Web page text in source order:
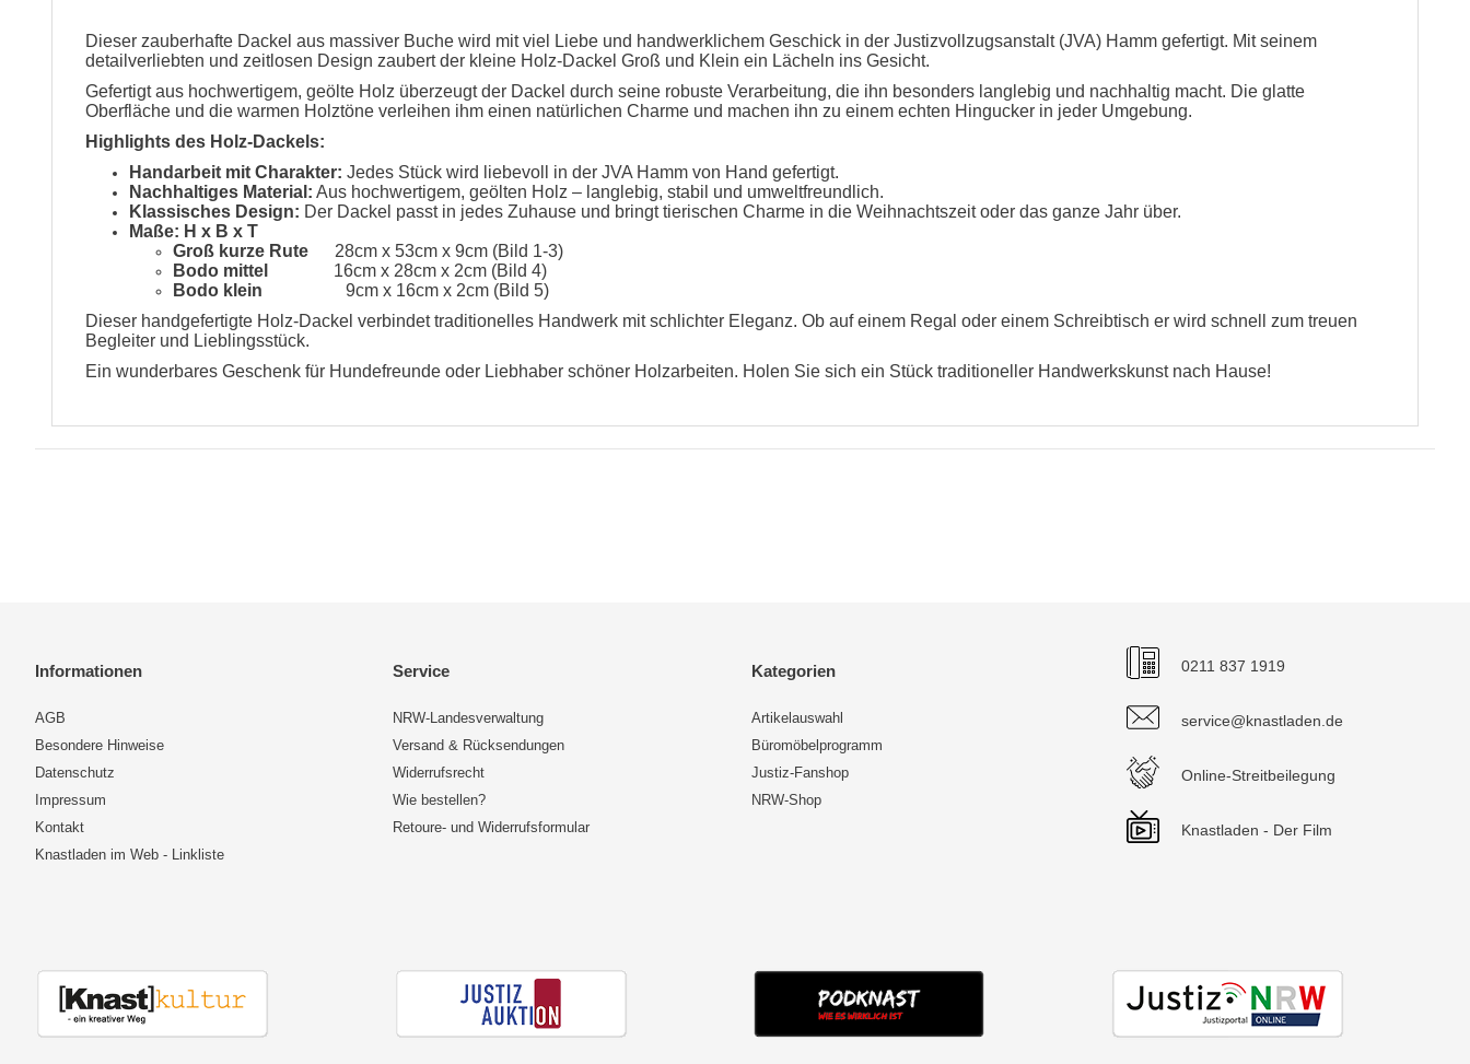
Dieser zauberhafte Dackel aus massiver Buche wird mit viel Liebe und handwerklichem Geschick in der Justizvollzugsanstalt (JVA) Hamm gefertigt. Mit seinem
detailverliebten und zeitlosen Design zaubert der kleine Holz-Dackel Groß und Klein ein Lächeln ins Gesicht.
Gefertigt aus hochwertigem, geölte Holz überzeugt der Dackel durch seine robuste Verarbeitung, die ihn besonders langlebig und nachhaltig macht. Die glatte
Oberfläche und die warmen Holztöne verleihen ihm einen natürlichen Charme und machen ihn zu einem echten Hingucker in jeder Umgebung.
Highlights des Holz-Dackels:
Handarbeit mit Charakter: Jedes Stück wird liebevoll in der JVA Hamm von Hand gefertigt.
Nachhaltiges Material: Aus hochwertigem, geölten Holz – langlebig, stabil und umweltfreundlich.
Klassisches Design: Der Dackel passt in jedes Zuhause und bringt tierischen Charme in die Weihnachtszeit oder das ganze Jahr über.
Maße: H x B x T
Groß kurze Rute 28cm x 53cm x 9cm (Bild 1-3)
Bodo mittel 16cm x 28cm x 2cm (Bild 4)
Bodo klein 9cm x 16cm x 2cm (Bild 5)
Dieser handgefertigte Holz-Dackel verbindet traditionelles Handwerk mit schlichter Eleganz. Ob auf einem Regal oder einem Schreibtisch er wird schnell zum treuen
Begleiter und Lieblingsstück.
Ein wunderbares Geschenk für Hundefreunde oder Liebhaber schöner Holzarbeiten. Holen Sie sich ein Stück traditioneller Handwerkskunst nach Hause!
Informationen
AGB
Besondere Hinweise
Datenschutz
Impressum
Kontakt
Knastladen im Web - Linkliste
Service
NRW-Landesverwaltung
Versand & Rücksendungen
Widerrufsrecht
Wie bestellen?
Retoure- und Widerrufsformular
Kategorien
Artikelauswahl
Büromöbelprogramm
Justiz-Fanshop
NRW-Shop
0211 837 1919
service@knastladen.de
Online-Streitbeilegung
Knastladen - Der Film